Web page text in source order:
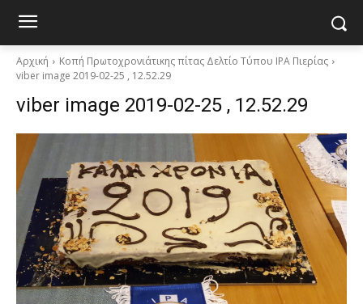
Αρχική
Κοπή Πρωτοχρονιάτικης πίτας Δελτίο Τύπου IPA Πιερίας
viber image 2019-02-25 , 12.52.29
viber image 2019-02-25 , 12.52.29